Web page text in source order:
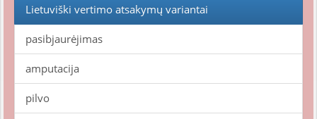
Lietuviški vertimo atsakymų variantai
pasibjaurėjimas
amputacija
pilvo